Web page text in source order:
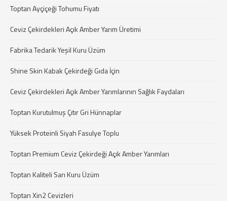
Toptan Ayçiçeği Tohumu Fiyatı
Ceviz Çekirdekleri Açık Amber Yarım Üretimi
Fabrika Tedarik Yeşil Kuru Üzüm
Shine Skin Kabak Çekirdeği Gıda İçin
Ceviz Çekirdekleri Açık Amber Yarımlarının Sağlık Faydaları
Toptan Kurutulmuş Çıtır Gri Hünnaplar
Yüksek Proteinli Siyah Fasulye Toplu
Toptan Premium Ceviz Çekirdeği Açık Amber Yarımları
Toptan Kaliteli Sarı Kuru Üzüm
Toptan Xin2 Cevizleri